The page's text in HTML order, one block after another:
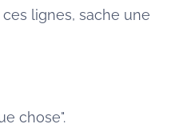
lignes, sache une
chose".